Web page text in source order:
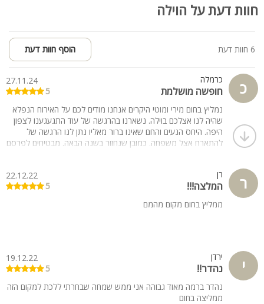
חוות דעת על הוילה
6 חוות דעת הוסף חוות דעת
כ כרמלה
חופשה מושלמת
27.11.24
5
נמליץ בחום מירי ומוטי היקרים אנחנו מודים לכם על האירוח הנפלא
שהיה לנו אצלכם בוילה. נשארנו בהרגשה של עוד התגעגענו לצפון
היפה. היחס הנעים והחם שאינו ברור מאליו נתן לנו הרגשה של
להתארח אצל משפחה. כמובן שנחזור בשנה הבאה. מבטיחים לפרסם
טובה.rnכרמלה ומשה אלימלך.
ר רן
המלצה!!!
22.12.22
5
ממליץ בחום מקום מהמם
י ירדן
נהדר!!
19.12.22
5
נהדר ברמה מאוד גבוהה אני ממש שמחה שבחרתי ללכת למקום הזה
ממליצה בחום